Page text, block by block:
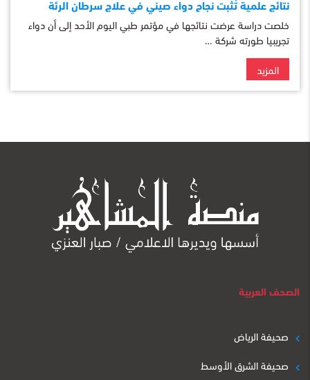
نتائج علمية تُثبت نجاح دواء صيني في علاج سرطان الرئة
خلصت دراسة عرضت نتائجها في مؤتمر طبي اليوم الأحد إلى أن دواء
تجريبيا طورته شركة …
المزيد
الصحف العربية
صحيفة الرياض
صحيفة الشرق الأوسط